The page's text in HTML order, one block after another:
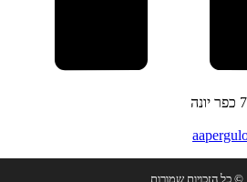
© כל הזכויות שמורות